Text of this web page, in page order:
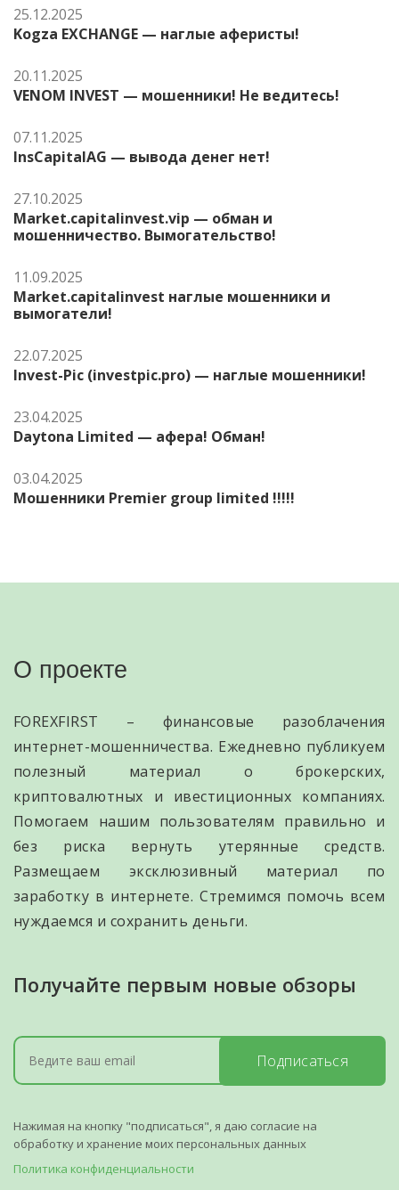
25.12.2025
Kogza EXCHANGE — наглые аферисты!
20.11.2025
VENOM INVEST — мошенники! Не ведитесь!
07.11.2025
InsCapitalAG — вывода денег нет!
27.10.2025
Market.capitalinvest.vip — обман и
мошенничество. Вымогательство!
11.09.2025
Market.capitalinvest наглые мошенники и
вымогатели!
22.07.2025
Invest-Pic (investpic.pro) — наглые мошенники!
23.04.2025
Daytona Limited — афера! Обман!
03.04.2025
Мошенники Premier group limited !!!!!
О проекте
FOREXFIRST – финансовые разоблачения
интернет-мошенничества. Ежедневно публикуем
полезный материал о брокерских,
криптовалютных и ивестиционных компаниях.
Помогаем нашим пользователям правильно и
без риска вернуть утерянные средств.
Размещаем эксклюзивный материал по
заработку в интернете. Стремимся помочь всем
нуждаемся и сохранить деньги.
Получайте первым новые обзоры
Подписаться
Нажимая на кнопку "подписаться", я даю согласие на
обработку и хранение моих персональных данных
Политика конфиденциальности